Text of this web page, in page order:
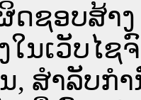
ຊອບສ້າງ
ໃນ​ເວັບ​ໄ
, ສໍາລັບກໍ